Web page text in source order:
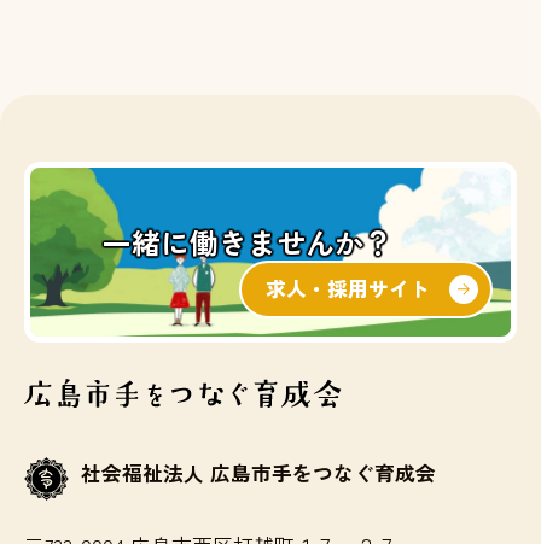
一緒に働きませんか？
求人・採用サイト
社会福祉法人 広島市手をつなぐ育成会